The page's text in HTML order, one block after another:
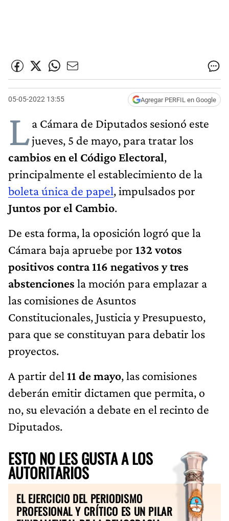
05-05-2022 13:55 Agregar PERFIL en Google
La Cámara de Diputados sesionó este
jueves, 5 de mayo, para tratar los
cambios en el Código Electoral,
principalmente el establecimiento de la
boleta única de papel, impulsados por
Juntos por el Cambio.
De esta forma, la oposición logró que la
Cámara baja apruebe por 132 votos
positivos contra 116 negativos y tres
abstenciones la moción para emplazar a
las comisiones de Asuntos
Constitucionales, Justicia y Presupuesto,
para que se constituyan para debatir los
proyectos.
A partir del 11 de mayo, las comisiones
deberán emitir dictamen que permita, o
no, su elevación a debate en el recinto de
Diputados.
ESTO NO LES GUSTA A LOS
AUTORITARIOS
EL EJERCICIO DEL PERIODISMO
PROFESIONAL Y CRÍTICO ES UN PILAR